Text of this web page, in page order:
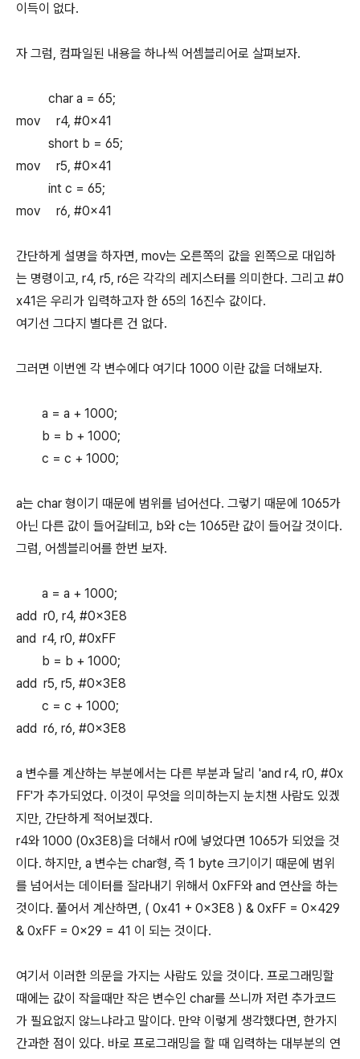
이득이 없다.
자 그럼, 컴파일된 내용을 하나씩 어셈블리어로 살펴보자.
char a = 65;
mov r4, #0x41
short b = 65;
mov r5, #0x41
int c = 65;
mov r6, #0x41
간단하게 설명을 하자면, mov는 오른쪽의 값을 왼쪽으로 대입하
는 명령이고, r4, r5, r6은 각각의 레지스터를 의미한다. 그리고 #0
x41은 우리가 입력하고자 한 65의 16진수 값이다.
여기선 그다지 별다른 건 없다.
그러면 이번엔 각 변수에다 여기다 1000 이란 값을 더해보자.
a = a + 1000;
b = b + 1000;
c = c + 1000;
a는 char 형이기 때문에 범위를 넘어선다. 그렇기 때문에 1065가
아닌 다른 값이 들어갈테고, b와 c는 1065란 값이 들어갈 것이다.
그럼, 어셈블리어를 한번 보자.
a = a + 1000;
add r0, r4, #0x3E8
and r4, r0, #0xFF
b = b + 1000;
add r5, r5, #0x3E8
c = c + 1000;
add r6, r6, #0x3E8
a 변수를 계산하는 부분에서는 다른 부분과 달리 'and r4, r0, #0x
FF'가 추가되었다. 이것이 무엇을 의미하는지 눈치챈 사람도 있겠
지만, 간단하게 적어보겠다.
r4와 1000 (0x3E8)을 더해서 r0에 넣었다면 1065가 되었을 것
이다. 하지만, a 변수는 char형, 즉 1 byte 크기이기 때문에 범위
를 넘어서는 데이터를 잘라내기 위해서 0xFF와 and 연산을 하는
것이다. 풀어서 계산하면, ( 0x41 + 0x3E8 ) & 0xFF = 0x429
& 0xFF = 0x29 = 41 이 되는 것이다.
여기서 이러한 의문을 가지는 사람도 있을 것이다. 프로그래밍할
때에는 값이 작을때만 작은 변수인 char를 쓰니까 저런 추가코드
가 필요없지 않느냐라고 말이다. 만약 이렇게 생각했다면, 한가지
간과한 점이 있다. 바로 프로그래밍을 할 때 입력하는 대부분의 연